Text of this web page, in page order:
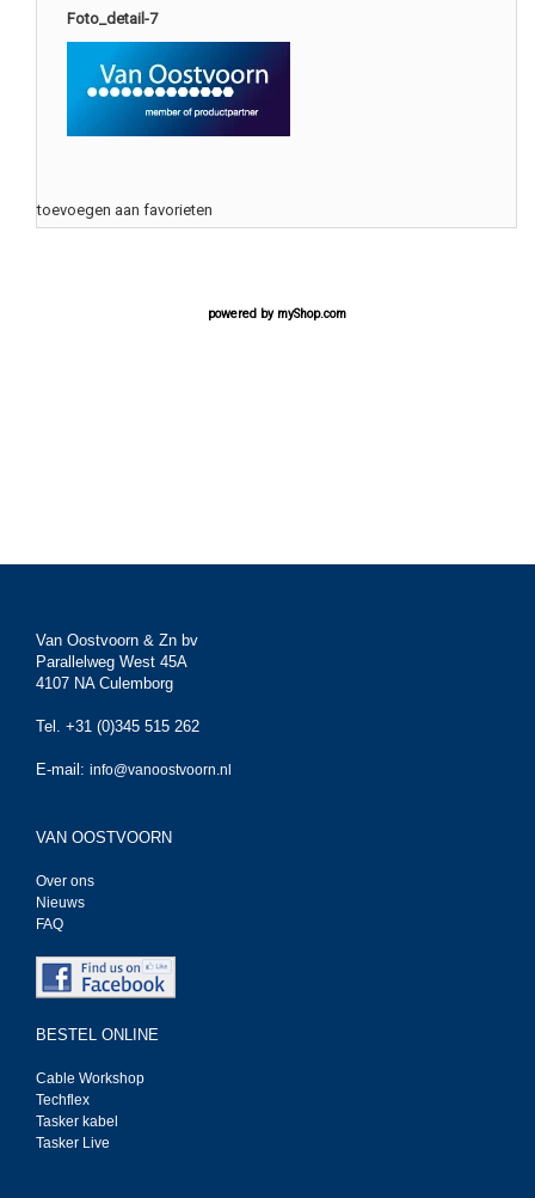
Foto_detail-7
toevoegen aan favorieten
powered by myShop.com
Van Oostvoorn & Zn bv
Parallelweg West 45A
4107 NA Culemborg
Tel. +31 (0)345 515 262
E-mail: info@vanoostvoorn.nl
VAN OOSTVOORN
Over ons
Nieuws
FAQ
BESTEL ONLINE
Cable Workshop
Techflex
Tasker kabel
Tasker Live